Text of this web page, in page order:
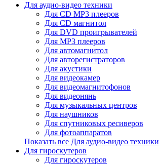
Для аудио-видео техники
Для CD MP3 плееров
Для CD магнитол
Для DVD проигрывателей
Для MP3 плееров
Для автомагнитол
Для авторегистраторов
Для акустики
Для видеокамер
Для видеомагнитофонов
Для видеонянь
Для музыкальных центров
Для наушников
Для спутниковых ресиверов
Для фотоаппаратов
Показать все Для аудио-видео техники
Для гироскутеров
Для гироскутеров